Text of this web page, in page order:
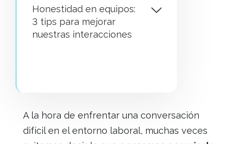
Honestidad en equipos:
3 tips para mejorar
nuestras interacciones
A la hora de enfrentar una conversación
difícil en el entorno laboral, muchas veces